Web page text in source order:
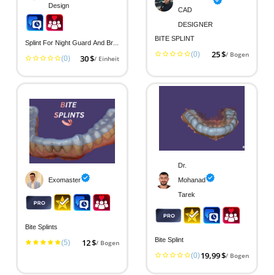
Design
(0) 30 $/ Einheit
CAD
DESIGNER
BITE SPLINT
(0) 25 $/ Bogen
Exomaster
Bite Splints
(5) 12 $/ Bogen
Dr.
Mohanad
Tarek
Bite Splint
(0)19,99 $/ Bogen